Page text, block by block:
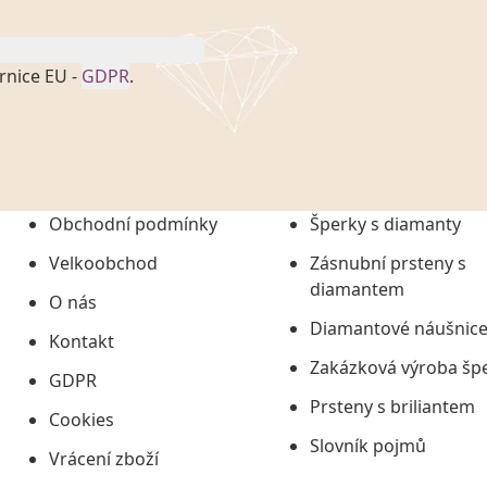
EU - GDPR.
č. 101/2000 Sb. v
uchováním veškerých
údajů či jako jeho
informací, nejdéle
Obchodní podmínky
Velkoobchod
O nás
Kontakt
GDPR
Cookies
Vrácení zboží
Šperky s diamanty
Zásnubní prsteny s
diamantem
Diamantové náušnice
Zakázková výroba
Prsteny s briliantem
Slovník pojmů